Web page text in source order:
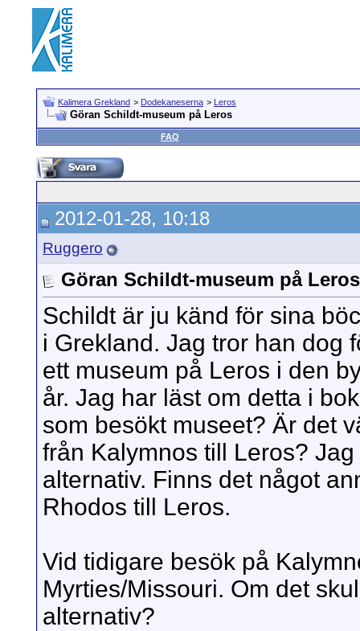
Kalimera Grekland > Dodekaneserna > Leros
Göran Schildt-museum på Leros
FAQ
2012-01-28, 10:18
Ruggero
Göran Schildt-museum på Leros
Schildt är ju känd för sina
i Grekland. Jag tror han dog
ett museum på Leros i den
år. Jag har läst om detta i
som besökt museet? Är det
från Kalymnos till Leros?
alternativ. Finns det något
Rhodos till Leros.
Vid tidigare besök på
Myrties/Missouri. Om det
alternativ?